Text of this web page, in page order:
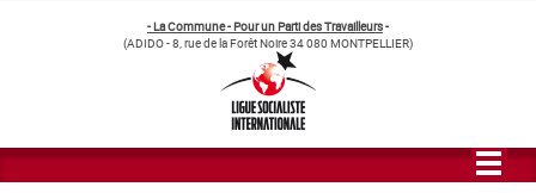
- La Commune - Pour un Parti des Travailleurs-
(ADIDO - 8, rue de la Forêt Noire 34 080 MONTPELLIER)